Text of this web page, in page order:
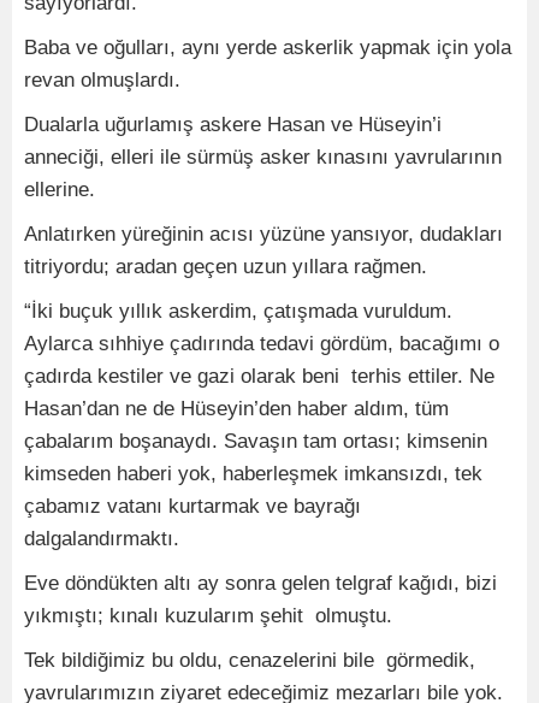
Baba ve oğulları, aynı yerde askerlik yapmak için yola
revan olmuşlardı.
Dualarla uğurlamış askere Hasan ve Hüseyin’i
anneciği, elleri ile sürmüş asker kınasını yavrularının
ellerine.
Anlatırken yüreğinin acısı yüzüne yansıyor, dudakları
titriyordu; aradan geçen uzun yıllara rağmen.
“İki buçuk yıllık askerdim, çatışmada vuruldum.
Aylarca sıhhiye çadırında tedavi gördüm, bacağımı o
çadırda kestiler ve gazi olarak beni terhis ettiler. Ne
Hasan’dan ne de Hüseyin’den haber aldım, tüm
çabalarım boşanaydı. Savaşın tam ortası; kimsenin
kimseden haberi yok, haberleşmek imkansızdı, tek
çabamız vatanı kurtarmak ve bayrağı
dalgalandırmaktı.
Eve döndükten altı ay sonra gelen telgraf kağıdı, bizi
yıkmıştı; kınalı kuzularım şehit olmuştu.
Tek bildiğimiz bu oldu, cenazelerini bile görmedik,
yavrularımızın ziyaret edeceğimiz mezarları bile yok.